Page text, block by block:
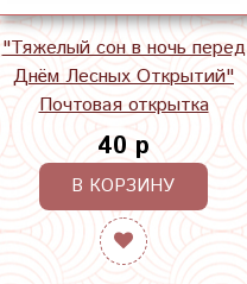
"Тяжелый сон в ночь перед
Днём Лесных Открытий"
Почтовая открытка
40 р
В КОРЗИНУ